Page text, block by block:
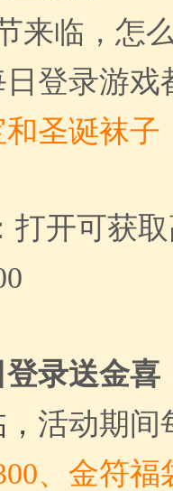
来临，怎
登录游戏
圣诞袜子
开可获
录送金喜
活动期间
、金符福